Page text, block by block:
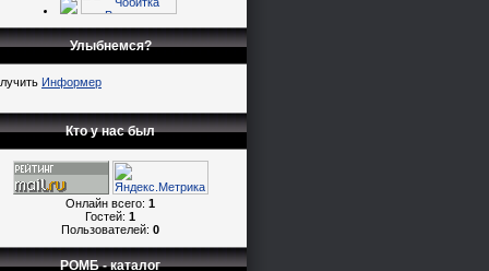
Улыбнемся?
Информер
Кто у нас был
Онлайн всего: 1
Гостей: 1
Пользователей: 0
РОМБ - каталог